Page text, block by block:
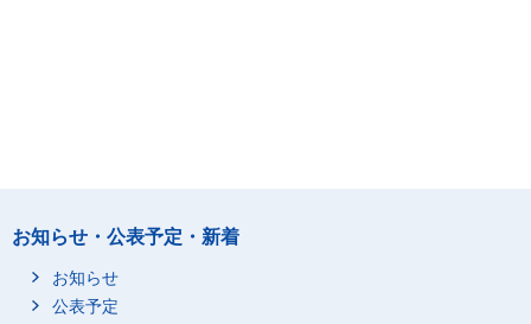
お知らせ・公表予定・新着
お知らせ
公表予定